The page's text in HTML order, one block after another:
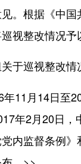
。根据《中
视整改情况予
于巡视整改情
月14日至
年2月20日
内监督条例